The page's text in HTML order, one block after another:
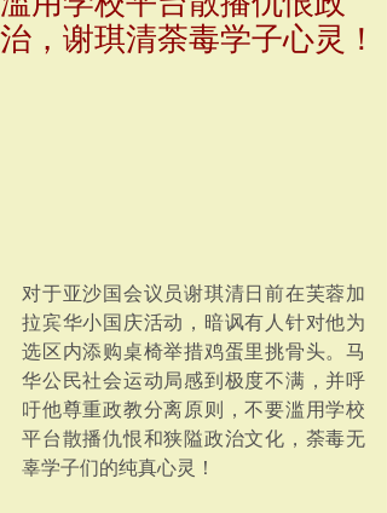
治，谢琪清荼毒学子心灵！
对于亚沙国会议员谢琪清日前在芙蓉加
拉宾华小国庆活动，暗讽有人针对他为
选区内添购桌椅举措鸡蛋里挑骨头。马
华公民社会运动局感到极度不满，并呼
吁他尊重政教分离原则，不要滥用学校
平台散播仇恨和狭隘政治文化，荼毒无
辜学子们的纯真心灵！